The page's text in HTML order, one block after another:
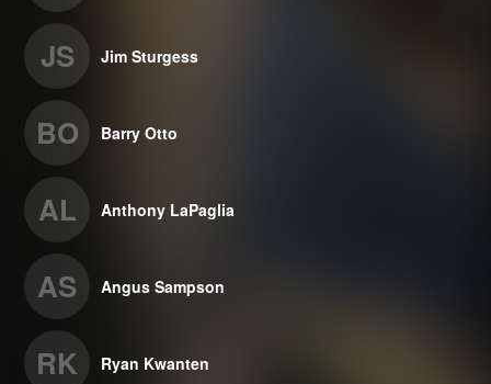
JS Jim Sturgess
BO Barry Otto
AL Anthony LaPaglia
AS Angus Sampson
RK Ryan Kwanten